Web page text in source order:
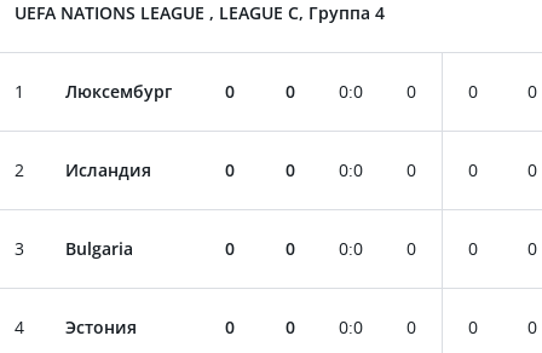
UEFA NATIONS LEAGUE , LEAGUE C, Группа 4
1 Люксембург 0 0 0:0 0 0 0
2 Исландия 0 0 0:0 0 0 0
3 Bulgaria 0 0 0:0 0 0 0
4 Эстония 0 0 0:0 0 0 0